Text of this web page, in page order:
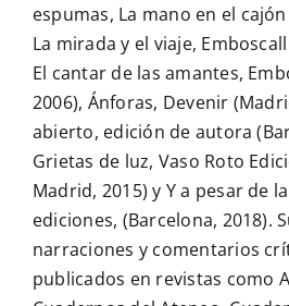
espumas, La mano en el
La mirada y el viaje,
El cantar de las amantes,
2006), Ánforas, Devenir
abierto, edición de autora
Grietas de luz, Vaso Roto
Madrid, 2015) y Y a pesar de
ediciones, (Barcelona, 2018).
narraciones y comentarios
publicados en revistas como